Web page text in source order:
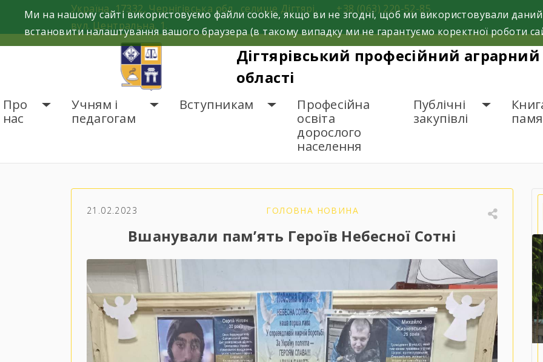
Україна, 17332, Чернігівська обл., селище Дігтярі,
вул. Центральна, 1.
+38 (063) 220-52-85
Дігтярівський професійний аграрний
області
Про
нас
Учням і
педагогам
Вступникам
Професійна
освіта
дорослого
населення
Публічні
закупівлі
Вшанували пам’ять Героїв Небесної Сотні
21.02.2023 ГОЛОВНА НОВИНА
Вшанували пам’ять Героїв Небесної Сотні
Ми на нашому сайті використовуємо файли cookie, якщо ви не згодні, щоб ми використовували
встановити налаштування вашого браузера (в такому випадку ми не гарантуємо коректної роботи